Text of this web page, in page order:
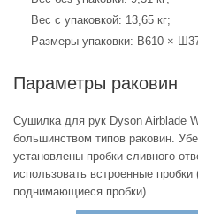
Вес с упаковкой: 13,65 кг;
Размеры упаковки: В610 ×
Параметры раковин
Сушилка для рук Dyson Airblade
большинством типов раковин.
установлены пробки сливного
использовать встроенные
поднимающиеся пробки).